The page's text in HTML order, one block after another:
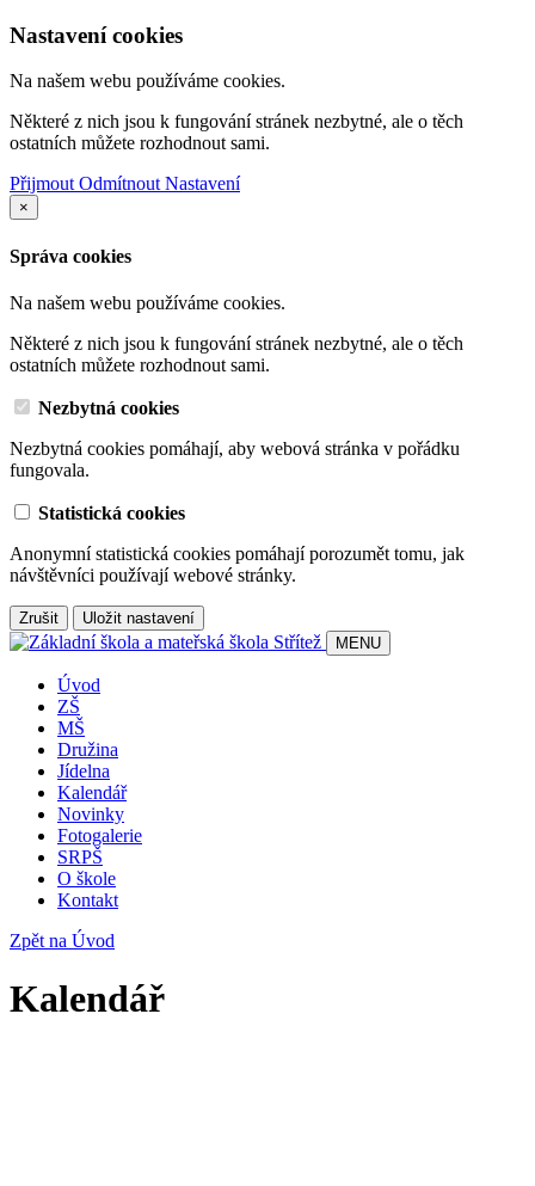
Nastavení cookies
Na našem webu používáme cookies.
Některé z nich jsou k fungování stránek nezbytné, ale o těch
ostatních můžete rozhodnout sami.
PřijmoutOdmítnoutNastavení
×
Správa cookies
Na našem webu používáme cookies.
Některé z nich jsou k fungování stránek nezbytné, ale o těch
ostatních můžete rozhodnout sami.
Nezbytná cookies
Nezbytná cookies pomáhají, aby webová stránka v pořádku
fungovala.
Statistická cookies
Anonymní statistická cookies pomáhají porozumět tomu, jak
návštěvníci používají webové stránky.
Zrušit
Uložit nastavení
MENU
Úvod
ZŠ
MŠ
Družina
Jídelna
Kalendář
Novinky
Fotogalerie
SRPŠ
O škole
Kontakt
Zpět na Úvod
Kalendář